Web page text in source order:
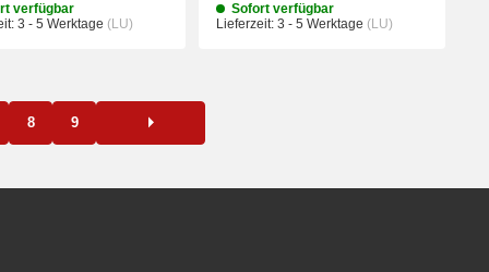
verfügbar
3 - 5 Werktage (LU)
Sofort verfügbar
Lieferzeit: 3 - 5 Werktage (LU)
8 9